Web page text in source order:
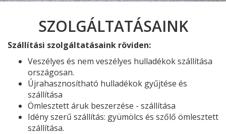
SZOLGÁLTATÁSAINK
Szállítási szolgáltatásaink röviden:
Veszélyes és nem veszélyes hulladékok szállítása
országosan.
Újrahasznosítható hulladékok gyűjtése és
szállítása
Ömlesztett áruk beszerzése - szállítása
Idény szerű szállítás: gyümölcs és szőlő ömlesztett
szállítása.